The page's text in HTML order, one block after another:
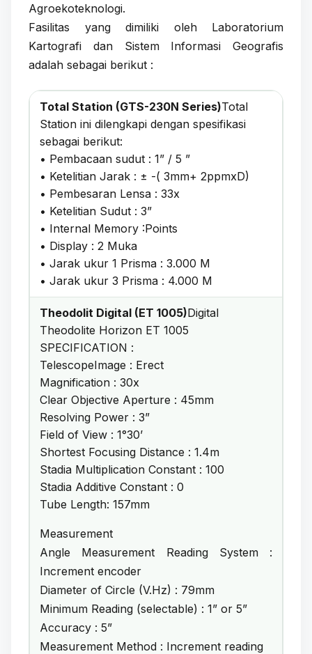
Agroekoteknologi.
Fasilitas yang dimiliki oleh Laboratorium
Kartografi dan Sistem Informasi Geografis
adalah sebagai berikut :
Total Station (GTS-230N Series)Total
Station ini dilengkapi dengan spesifikasi
sebagai berikut:
• Pembacaan sudut : 1” / 5 ”
• Ketelitian Jarak : ± -( 3mm+ 2ppmxD)
• Pembesaran Lensa : 33x
• Ketelitian Sudut : 3”
• Internal Memory :Points
• Display : 2 Muka
• Jarak ukur 1 Prisma : 3.000 M
• Jarak ukur 3 Prisma : 4.000 M
Theodolit Digital (ET 1005)Digital
Theodolite Horizon ET 1005
SPECIFICATION :
TelescopeImage : Erect
Magnification : 30x
Clear Objective Aperture : 45mm
Resolving Power : 3”
Field of View : 1°30’
Shortest Focusing Distance : 1.4m
Stadia Multiplication Constant : 100
Stadia Additive Constant : 0
Tube Length: 157mm
Measurement
Angle Measurement Reading System :
Increment encoder
Diameter of Circle (V.Hz) : 79mm
Minimum Reading (selectable) : 1” or 5”
Accuracy : 5”
Measurement Method : Increment reading